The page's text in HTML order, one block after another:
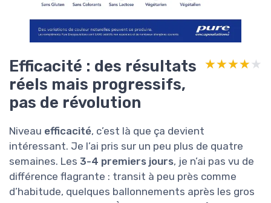
Efficacité : des résultats
réels mais progressifs,
pas de révolution
★★★★★
★★★★★
Niveau efficacité, c’est là que ça devient
intéressant. Je l’ai pris sur un peu plus de quatre
semaines. Les 3-4 premiers jours, je n’ai pas vu de
différence flagrante : transit à peu près comme
d’habitude, quelques ballonnements après les gros